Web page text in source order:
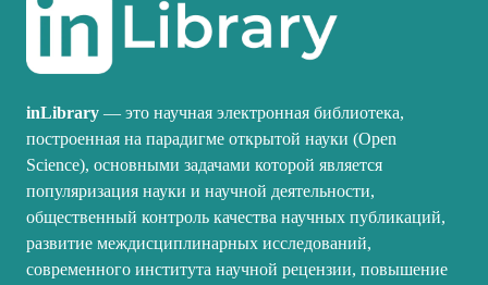
inLibrary — это научная электронная библиотека,
построенная на парадигме открытой науки (Open
Science), основными задачами которой является
популяризация науки и научной деятельности,
общественный контроль качества научных публикаций,
развитие междисциплинарных исследований,
современного института научной рецензии, повышение